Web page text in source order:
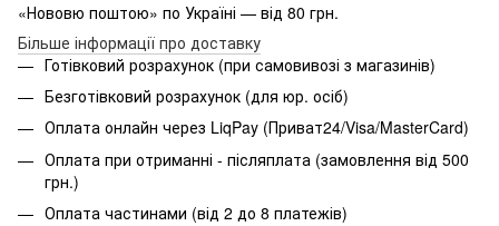
«Нововю поштою» по Україні — від 80 грн.
Більше інформації про доставку
Готівковий розрахунок (при самовивозі з магазинів)
Безготівковий розрахунок (для юр. осіб)
Оплата онлайн через LiqPay (Приват24/Visa/MasterCard)
Оплата при отриманні - післяплата (замовлення від 500
грн.)
Оплата частинами (від 2 до 8 платежів)